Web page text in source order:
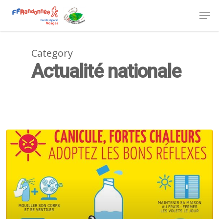
Category
Actualité nationale
Accueil